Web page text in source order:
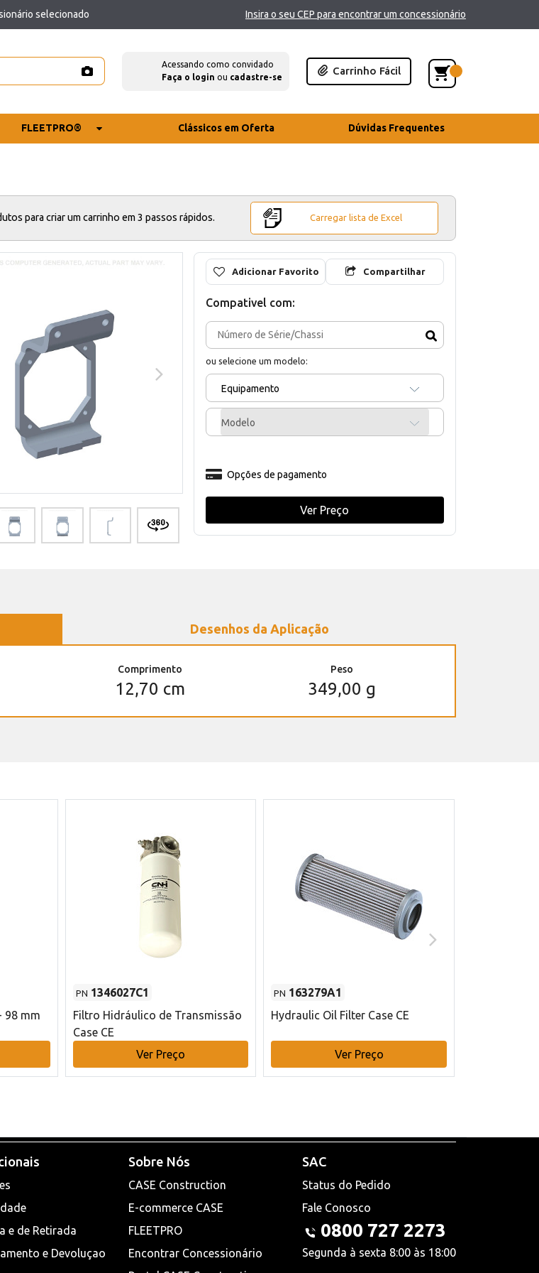
selecionado Insira o seu CEP para encontrar um concessionário
Acessando como convidado
Faça o login ou cadastre-se
Carrinho Fácil
FLEETPRO® Clássicos em Oferta Dúvidas Frequentes
para criar um carrinho em 3 passos rápidos. Carregar lista de Excel
Adicionar Favorito Compartilhar
Compativel com:
ou selecione um modelo:
Equipamento
Modelo
Opções de pagamento
Ver Preço
Desenhos da Aplicação
Comprimento
12,70 cm
Peso
349,00 g
98 mm
PN 1346027C1
Filtro Hidráulico de Transmissão
Case CE
Ver Preço
PN 163279A1
Hydraulic Oil Filter Case CE
Ver Preço
e de Retirada
e Devoluçao
Sobre Nós
CASE Construction
E-commerce CASE
FLEETPRO
Encontrar Concessionário
SAC
Status do Pedido
Fale Conosco
0800 727 2273
Segunda à sexta 8:00 às 18:00